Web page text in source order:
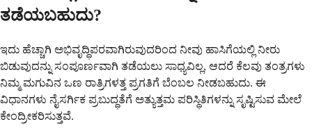
ತಡೆಯಬಹುದು?
ಇದು ಹೆಚ್ಚಾಗಿ ಅಭಿವೃದ್ಧಿಪರವಾಗಿರುವುದರಿಂದ ನೀವು ಹಾಸಿಗೆಯಲ್ಲಿ ನೀರು
ಬಿಡುವುದನ್ನು ಸಂಪೂರ್ಣವಾಗಿ ತಡೆಯಲು ಸಾಧ್ಯವಿಲ್ಲ, ಆದರೆ ಕೆಲವು ತಂತ್ರಗಳು
ನಿಮ್ಮ ಮಗುವಿನ ಒಣ ರಾತ್ರಿಗಳತ್ತ ಪ್ರಗತಿಗೆ ಬೆಂಬಲ ನೀಡಬಹುದು. ಈ
ವಿಧಾನಗಳು ನೈಸರ್ಗಿಕ ಪ್ರಬುದ್ಧತೆಗೆ ಅತ್ಯುತ್ತಮ ಪರಿಸ್ಥಿತಿಗಳನ್ನು ಸೃಷ್ಟಿಸುವ ಮೇಲೆ
ಕೇಂದ್ರೀಕರಿಸುತ್ತವೆ.